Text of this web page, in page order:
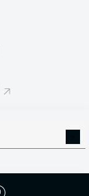
240